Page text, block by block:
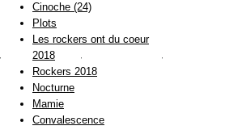
Cinoche (24)
Plots
Les rockers ont du coeur
2018
Rockers 2018
Nocturne
Mamie
Convalescence